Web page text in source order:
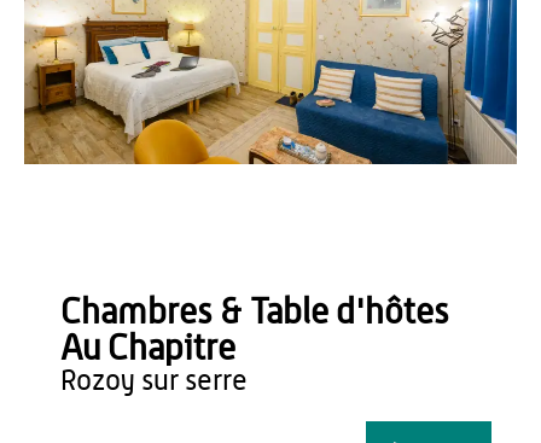
Vincent Colin
Chambres & Table d'hôtes
Au Chapitre
rozoy sur serre